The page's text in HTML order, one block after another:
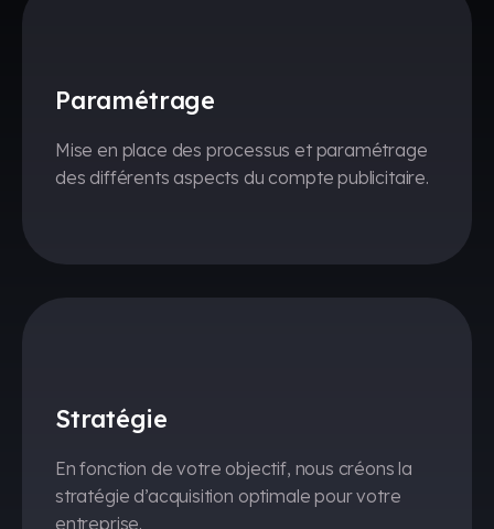
Paramétrage
Mise en place des processus et paramétrage
des différents aspects du compte publicitaire.
Stratégie
En fonction de votre objectif, nous créons la
stratégie d’acquisition optimale pour votre
entreprise.